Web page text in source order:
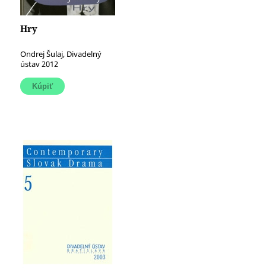
Hry
Ondrej Šulaj, Divadelný
ústav 2012